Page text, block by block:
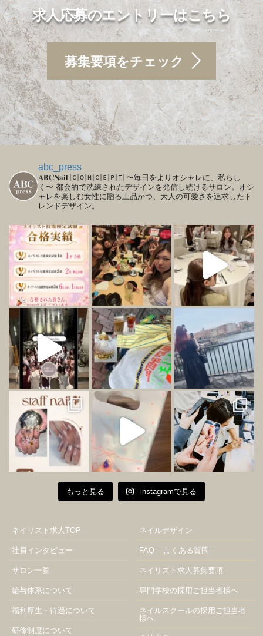
求人応募のエントリーはこちら
募集要項をチェック
abc_press
𝐀𝐁𝐂𝐍𝐚𝐢𝐥 🄲🄾🄽🄲🄴🄿🅃 〜毎日をよりオシャレに、私らし
く〜 都会的で洗練されたデザインを発信し続けるサロン。オシ
ャレを楽しむ女性に贈る上品かつ、大人の可愛さを追求したト
レンドデザイン。
もっと見る instagramで見る
ネイリスト求人TOP
社員インタビュー
サロン一覧
給与体系について
福利厚生・待遇について
研修制度について
ネイルデザイン
FAQ – よくある質問 –
ネイリスト求人募集要項
専門学校の採用ご担当者様へ
ネイルスクールの採用ご担当者
様へ